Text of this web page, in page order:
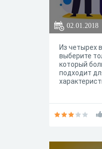
Одними из
надежность,
трудолюбие.
помогает
жизни.
чтобы эти
они
оттенок.
негативных
02.01.2018
Из четырех
выберите
который
подходит